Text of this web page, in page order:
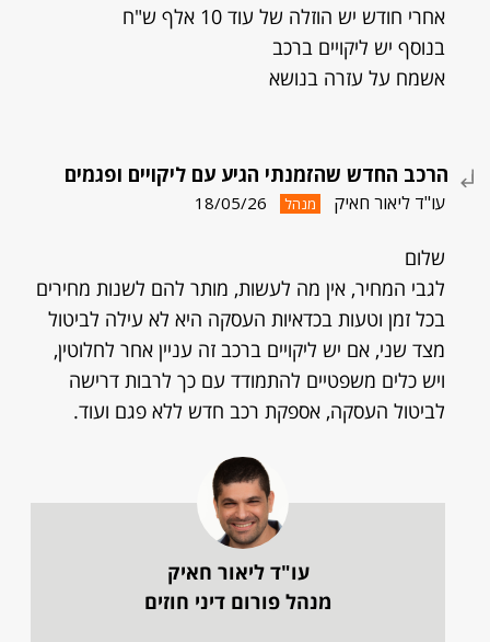
אחרי חודש יש הוזלה של עוד 10 אלף ש"ח
בנוסף יש ליקויים ברכב
אשמח על עזרה בנושא
הרכב החדש שהזמנתי הגיע עם ליקויים ופגמים
עו"ד ליאור חאיק מנהל 18/05/26
שלום
לגבי המחיר, אין מה לעשות, מותר להם לשנות מחירים
בכל זמן וטעות בכדאיות העסקה היא לא עילה לביטול
מצד שני, אם יש ליקויים ברכב זה עניין אחר לחלוטין,
ויש כלים משפטיים להתמודד עם כך לרבות דרישה
לביטול העסקה, אספקת רכב חדש ללא פגם ועוד.
עו"ד ליאור חאיק
מנהל פורום דיני חוזים